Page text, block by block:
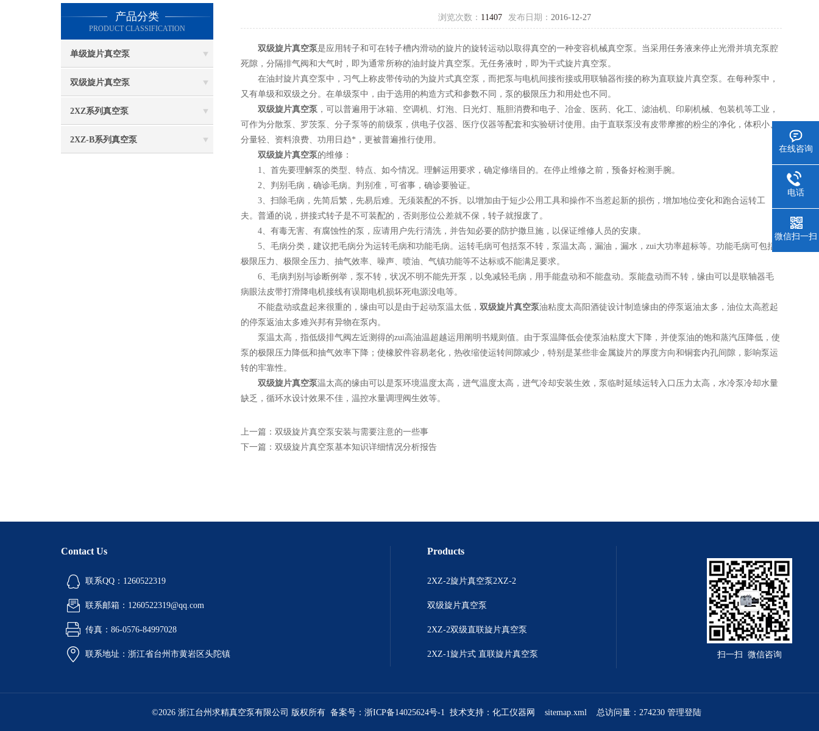
产品分类
PRODUCT CLASSIFICATION
单级旋片真空泵
双级旋片真空泵
2XZ系列真空泵
2XZ-B系列真空泵
浏览次数： 11407 发布日期： 2016-12-27
双级旋片真空泵是应用转子和可在转子槽内滑动的旋片的旋转运动以取得真空的一种变容机械真空泵。当采用任务液来停止光滑并填充泵腔
死隙，分隔排气阀和大气时，即为通常所称的油封旋片真空泵。无任务液时，即为干式旋片真空泵。
在油封旋片真空泵中，习气上称皮带传动的为旋片式真空泵，而把泵与电机间接衔接或用联轴器衔接的称为直联旋片真空泵。在每种泵中，
又有单级和双级之分。在单级泵中，由于选用的构造方式和参数不同，泵的极限压力和用处也不同。
双级旋片真空泵 ，可以普遍用于冰箱、空调机、灯泡、日光灯、瓶胆消费和电子、冶金、医药、化工、滤油机、印刷机械、包装机等工业，
可作为分散泵、罗茨泵、分子泵等的前级泵，供电子仪器、医疗仪器等配套和实验研讨使用。由于直联泵没有皮带摩擦的粉尘的净化，体积小、
分量轻、资料浪费、功用日趋*，更被普遍推行使用。
双级旋片真空泵的维修：
1、首先要理解泵的类型、特点、如今情况。理解运用要求，确定修缮目的。在停止维修之前，预备好检测手腕。
2、判别毛病，确诊毛病。判别准，可省事，确诊要验证。
3、扫除毛病，先简后繁，先易后难。无须装配的不拆。以增加由于短少公用工具和操作不当惹起新的损伤，增加地位变化和跑合运转工
夫。普通的说，拼接式转子是不可装配的，否则形位公差就不保，转子就报废了。
4、有毒无害、有腐蚀性的泵，应请用户先行清洗，并告知必要的防护撒旦施，以保证维修人员的安康。
5、毛病分类，建议把毛病分为运转毛病和功能毛病。运转毛病可包括泵不转，泵温太高，漏油，漏水，zui大功率超标等。功能毛病可包括
极限压力、极限全压力、抽气效率、噪声、喷油、气镇功能等不达标或不能满足要求。
6、毛病判别与诊断例举，泵不转，状况不明不能先开泵，以免减轻毛病，用手能盘动和不能盘动。泵能盘动而不转，缘由可以是联轴器毛
病眼法皮带打滑降电机接线有误期电机损坏死电源没电等。
不能盘动或盘起来很重的，缘由可以是由于起动泵温太低， 双级旋片真空泵油粘度太高阳酒徒设计制造缘由的停泵返油太多，油位太高惹起
的停泵返油太多难兴邦有异物在泵内。
泵温太高，指低级排气阀左近测得的zui高油温超越运用阐明书规则值。由于泵温降低会使泵油粘度大下降，并使泵油的饱和蒸汽压降低，使
泵的极限压力降低和抽气效率下降；使橡胶件容易老化，热收缩使运转间隙减少，特别是某些非金属旋片的厚度方向和铜套内孔间隙，影响泵运
转的牢靠性。
双级旋片真空泵温太高的缘由可以是泵环境温度太高，进气温度太高，进气冷却安装生效，泵临时延续运转入口压力太高，水冷泵冷却水量
缺乏，循环水设计效果不佳，温控水量调理阀生效等。
上一篇： 双级旋片真空泵安装与需要注意的一些事
下一篇： 双级旋片真空泵基本知识详细情况分析报告
Contact Us
联系QQ：1260522319
联系邮箱：1260522319@qq.com
传真：86-0576-84997028
联系地址：浙江省台州市黄岩区头陀镇
Products
2XZ-2旋片真空泵2XZ-2
双级旋片真空泵
2XZ-2双级直联旋片真空泵
2XZ-1旋片式 直联旋片真空泵 扫一扫 微信咨询
©2026 浙江台州求精真空泵有限公司 版权所有 备案号： 浙ICP备14025624号-1 技术支持： 化工仪器网 sitemap.xml 总访问量：274230 管理登陆
在线咨询
电话
微信扫一扫